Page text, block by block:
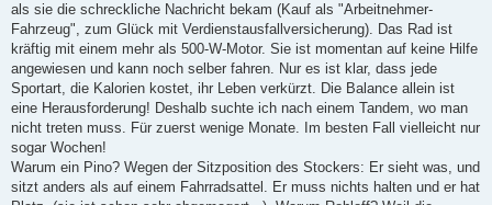
als sie die schreckliche Nachricht bekam (Kauf als "Arbeitnehmer-
Fahrzeug", zum Glück mit Verdienstausfallversicherung). Das Rad ist
kräftig mit einem mehr als 500-W-Motor. Sie ist momentan auf keine Hilfe
angewiesen und kann noch selber fahren. Nur es ist klar, dass jede
Sportart, die Kalorien kostet, ihr Leben verkürzt. Die Balance allein ist
eine Herausforderung! Deshalb suchte ich nach einem Tandem, wo man
nicht treten muss. Für zuerst wenige Monate. Im besten Fall vielleicht nur
sogar Wochen!
Warum ein Pino? Wegen der Sitzposition des Stockers: Er sieht was, und
sitzt anders als auf einem Fahrradsattel. Er muss nichts halten und er hat